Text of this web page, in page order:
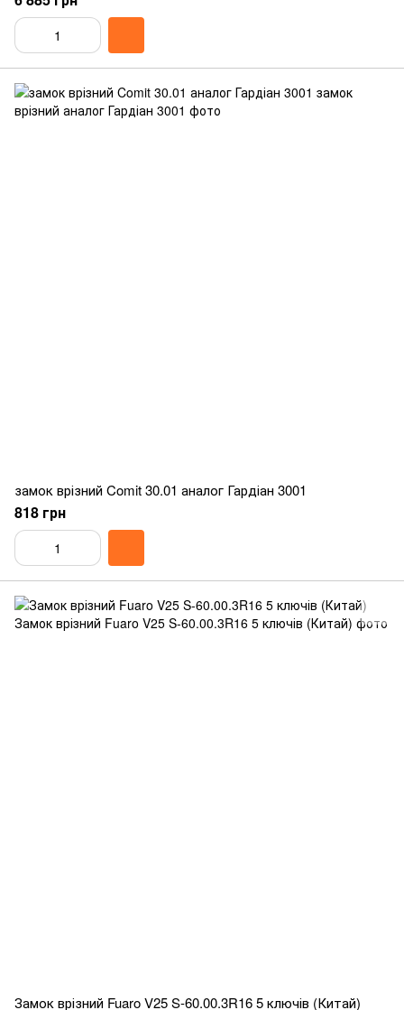
замок врізний Comit 30.01 аналог Гардіан 3001
818 грн
Замок врізний Fuaro V25 S-60.00.3R16 5 ключів (Китай)